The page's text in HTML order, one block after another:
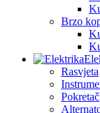
Brzo
Rasvjeta
Pokretač